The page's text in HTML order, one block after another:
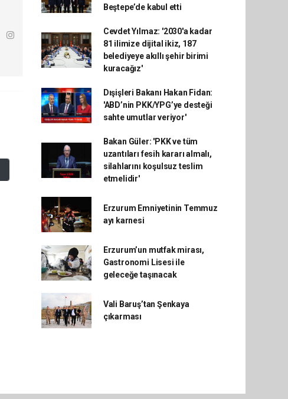
Beştepe’de kabul etti
Cevdet Yılmaz: '2030'a kadar
81 ilimize dijital ikiz, 187
belediyeye akıllı şehir birimi
kuracağız'
Dışişleri Bakanı Hakan Fidan:
'ABD’nin PKK/YPG’ye desteği
sahte umutlar veriyor'
Bakan Güler: 'PKK ve tüm
uzantıları fesih kararı almalı,
silahlarını koşulsuz teslim
etmelidir'
Erzurum Emniyetinin Temmuz
ayı karnesi
Erzurum’un mutfak mirası,
Gastronomi Lisesi ile
geleceğe taşınacak
Vali Baruş’tan Şenkaya
çıkarması